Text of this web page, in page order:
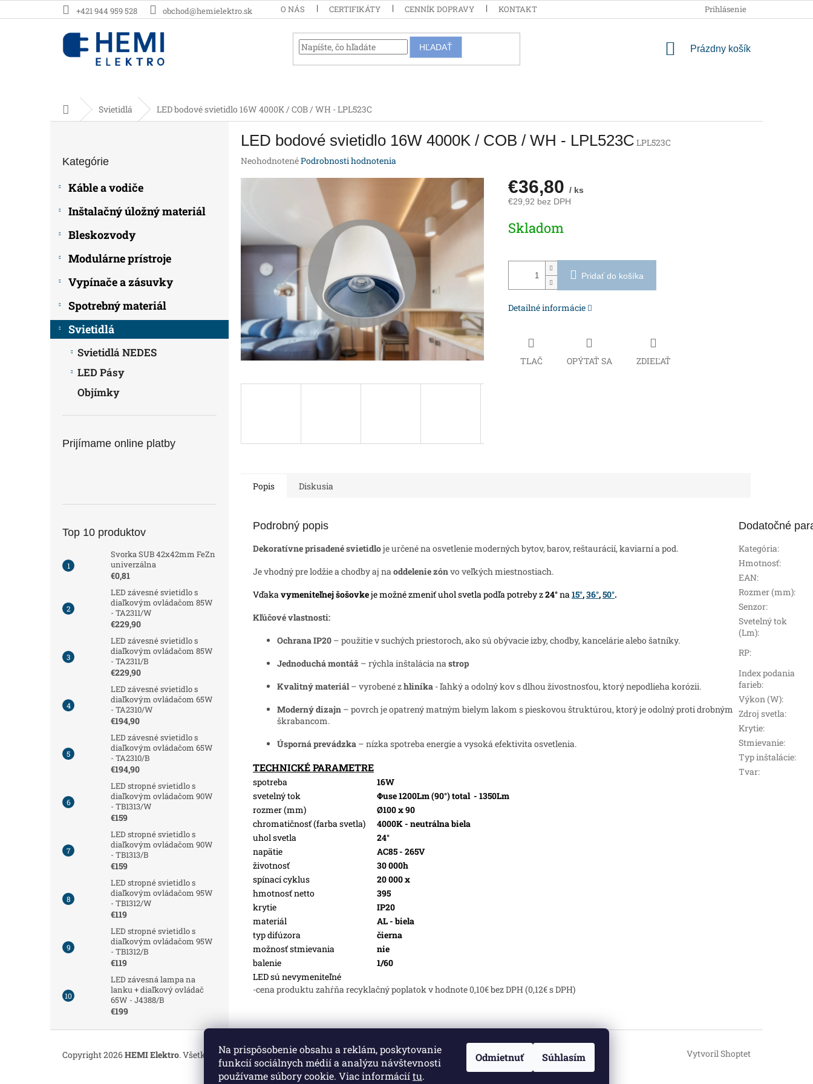
Na prispôsobenie obsahu a reklám, poskytovanie
funkcií sociálnych médií a analýzu návštevnosti
používame súbory cookie. Viac informáciítu.
Odmietnuť Súhlasím
na
+421 944 959 528 obchod@hemielektro.sk O NÁS CERTIFIKÁTY CENNÍK DOPRAVY KONTAKT PODMIENKY OCHRANY
Prihlásenie
HĽADAŤ
NÁKUPNÝ
Prázdny košík
DomovSvietidlá LED bodové svietidlo 16W 4000K / COB / WH - LPL523C
kategórie
Kategórie
Káble a vodiče
Inštalačný úložný materiál
Bleskozvody
Modulárne prístroje
Vypínače a zásuvky
Spotrebný materiál
Svietidlá
Svietidlá NEDES
LED Pásy
Objímky
Prijímame online platby
Top 10 produktov
Svorka SUB 42x42mm FeZn
univerzálna
€0,81
LED závesné svietidlo s
diaľkovým ovládačom 85W
- TA2311/W
€229,90
LED závesné svietidlo s
diaľkovým ovládačom 85W
- TA2311/B
€229,90
LED závesné svietidlo s
diaľkovým ovládačom 65W
- TA2310/W
€194,90
LED závesné svietidlo s
diaľkovým ovládačom 65W
- TA2310/B
€194,90
LED stropné svietidlo s
diaľkovým ovládačom 90W
- TB1313/W
€159
LED stropné svietidlo s
diaľkovým ovládačom 90W
- TB1313/B
€159
LED stropné svietidlo s
diaľkovým ovládačom 95W
- TB1312/W
€119
LED stropné svietidlo s
diaľkovým ovládačom 95W
- TB1312/B
€119
LED závesná lampa na
lanku + diaľkový ovládač
65W - J4388/B
€199
LED bodové svietidlo 16W 4000K / COB / WH - LPL523C LPL523C
Priemerné
hviezdičiek.
NeohodnotenéPodrobnosti hodnotenia
€36,80 / ks
€29,92 bez DPH
cena:
Skladom
Pridať do košíka
Detailné informácie
TLAČ OPÝTAŤ SA ZDIEĽAŤ
Popis Diskusia
Podrobný popis
Dekoratívne prisadené svietidloje určené na osvetlenie moderných bytov, barov, reštaurácií, kaviarní a pod.
Je vhodný pre lodžie a chodby aj na oddelenie zónvo veľkých miestnostiach.
Vďaka vymeniteľnej šošovkeje možné zmeniť uhol svetla podľa potreby z24°na 15°,36°,50°.
Kľúčové vlastnosti:
Ochrana IP20 – použitie v suchých priestoroch, ako sú obývacie izby, chodby, kancelárie alebo šatníky.
Jednoduchá montáž – rýchla inštalácia na strop
Kvalitný materiál – vyrobené zhliníka - ľahký a odolný kov s dlhou živostnosťou, ktorý nepodlieha korózii.
Moderný dizajn – povrch je opatrený matným bielym lakom s pieskovou štruktúrou, ktorý je odolný proti drobným
škrabancom.
Úsporná prevádzka – nízka spotreba energie a vysoká efektivita osvetlenia.
TECHNICKÉ PARAMETRE
spotreba
16W
svetelný tok
Φuse 1200Lm (90°) total - 1350Lm
rozmer (mm)
Ø100 x 90
chromatičnosť (farba svetla)
4000K - neutrálna biela
uhol svetla
24°
napätie
AC85 - 265V
životnosť
30 000h
spínací cyklus
20 000 x
hmotnosť netto
395
krytie
IP20
materiál
AL - biela
typ difúzora
čierna
možnosť stmievania
nie
balenie
1/60
LED sú nevymeniteľné
-cena produktu zahŕňa recyklačný poplatok v hodnote 0,10€ bez DPH (0,12€ s DPH)
Dodatočné
Kategória:
Hmotnosť:
EAN:
Rozmer (mm):
Senzor:
Svetelný tok
(Lm):
RP:
Index podania
farieb:
Výkon (W):
Zdroj svetla:
Krytie:
Stmievanie:
Typ inštalácie:
Tvar:
Vytvoril Shoptet
Copyright 2026HEMI Elektro. Všetky práva vyhradené.Upraviť nastavenie cookies